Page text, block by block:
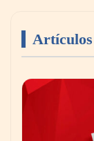
Artículos